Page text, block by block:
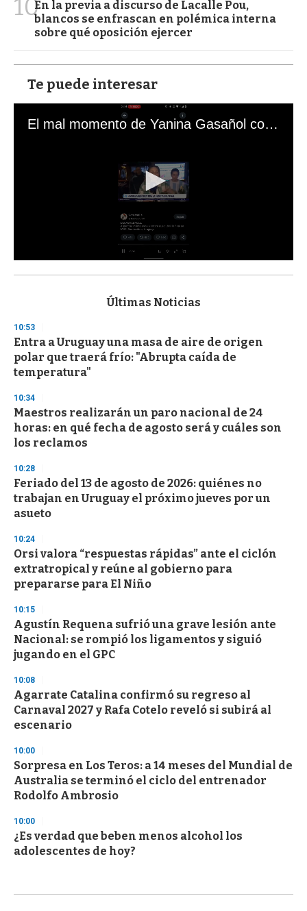
10En la previa a discurso de Lacalle Pou,
blancos se enfrascan en polémica interna
sobre qué oposición ejercer
Te puede interesar
El mal momento de Yanina Gasañol con un hincha argentino en "Subrayado"
s
d
s
o
f
3
s
e
c
o
n
Últimas Noticias
10:53
Entra a Uruguay una masa de aire de origen
polar que traerá frío: "Abrupta caída de
temperatura"
10:34
Maestros realizarán un paro nacional de 24
horas: en qué fecha de agosto será y cuáles son
los reclamos
10:28
Feriado del 13 de agosto de 2026: quiénes no
trabajan en Uruguay el próximo jueves por un
asueto
10:24
Orsi valora “respuestas rápidas” ante el ciclón
extratropical y reúne al gobierno para
prepararse para El Niño
10:15
Agustín Requena sufrió una grave lesión ante
Nacional: se rompió los ligamentos y siguió
jugando en el GPC
10:08
Agarrate Catalina confirmó su regreso al
Carnaval 2027 y Rafa Cotelo reveló si subirá al
escenario
10:00
Sorpresa en Los Teros: a 14 meses del Mundial de
Australia se terminó el ciclo del entrenador
Rodolfo Ambrosio
10:00
¿Es verdad que beben menos alcohol los
adolescentes de hoy?